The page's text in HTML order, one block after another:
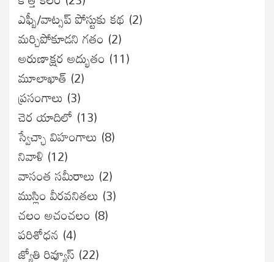
ఎఫ్బీ/వాట్సప్ పోస్టుకు కథ (2)
మర్చిపోకూడని గతం (2)
అరుణాక్షర అద్భుతం (11)
మూలాఖాత్ (2)
ప్రసంగాలు (3)
చెర యాదిలో (13)
స్వేచ్ఛా విహంగాలు (8)
నివాళి (12)
వాసంత సమీరాలు (2)
ముస్లిం వీరవనితలు (3)
చలం అచంచలం (8)
ప‌రిశోధ‌న‌ (4)
జ్యోతి రివ్యూస్ (22)